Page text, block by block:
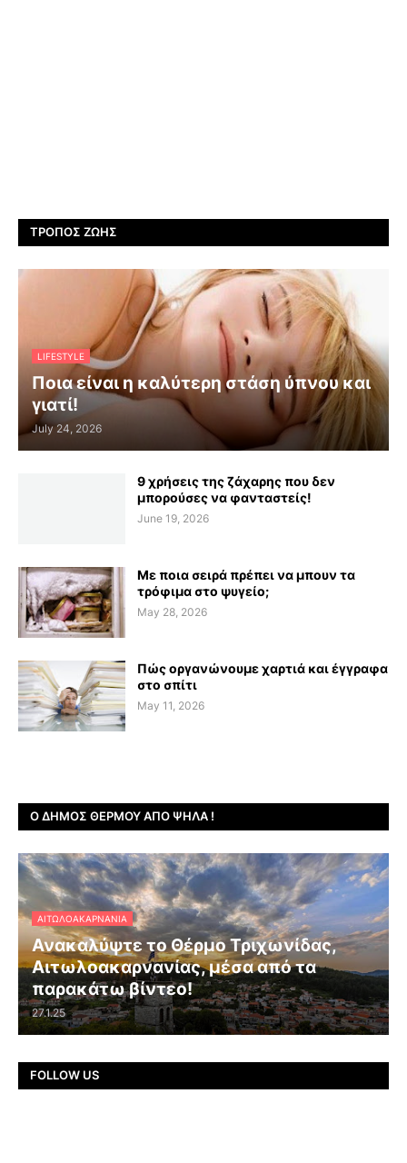
ΤΡΌΠΟΣ ΖΩΉΣ
LIFESTYLE
Ποια είναι η καλύτερη στάση ύπνου και
γιατί!
July 24, 2026
9 χρήσεις της ζάχαρης που δεν
μπορούσες να φανταστείς!
June 19, 2026
Με ποια σειρά πρέπει να μπουν τα
τρόφιμα στο ψυγείο;
May 28, 2026
Πώς οργανώνουμε χαρτιά και έγγραφα
στο σπίτι
May 11, 2026
Ο ΔΉΜΟΣ ΘΈΡΜΟΥ ΑΠΌ ΨΗΛΆ !
ΑΙΤΩΛΟΑΚΑΡΝΑΝΊΑ
Ανακαλύψτε το Θέρμο Τριχωνίδας,
Αιτωλοακαρνανίας, μέσα από τα
παρακάτω βίντεο!
27.1.25
FOLLOW US